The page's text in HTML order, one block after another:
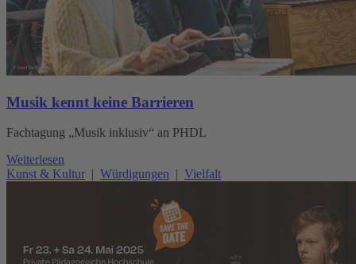
Musik kennt keine Barrieren
Fachtagung „Musik inklusiv“ an PHDL
Weiterlesen
Kunst & Kultur
Würdigungen Vielfalt